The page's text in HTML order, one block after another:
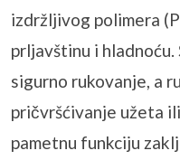
izdržljivog polimera
prljavštinu i
sigurno rukovanje, a
pričvršćivanje užeta
pametnu funkciju